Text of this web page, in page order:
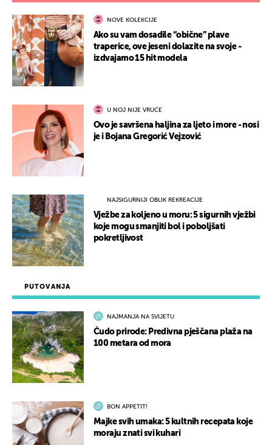
PUTOVANJA
NAJMANJA NA SVIJETU
Čudo prirode: Predivna pješčana plaža na
100 metara od mora
BON APPETIT!
Majke svih umaka: 5 kultnih recepata koje
moraju znati svi kuhari
NOVE KOLEKCIJE
Ako su vam dosadile “obične” plave
traperice, ove jeseni dolazite na svoje -
izdvajamo 15 hit modela
U NOJ NIJE VRUĆE
Ovo je savršena haljina za ljeto i more - nosi
je i Bojana Gregorić Vejzović
NAJSIGURNIJI OBLIK REKREACIJE
Vježbe za koljeno u moru: 5 sigurnih vježbi
koje mogu smanjiti bol i poboljšati
pokretljivost